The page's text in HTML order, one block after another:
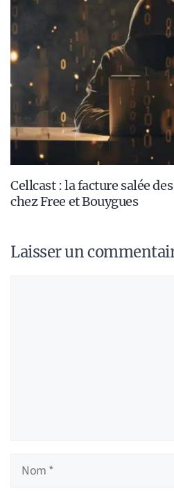
Cellcast : la facture salée
chez Free et Bouygues
Laisser un
Nom